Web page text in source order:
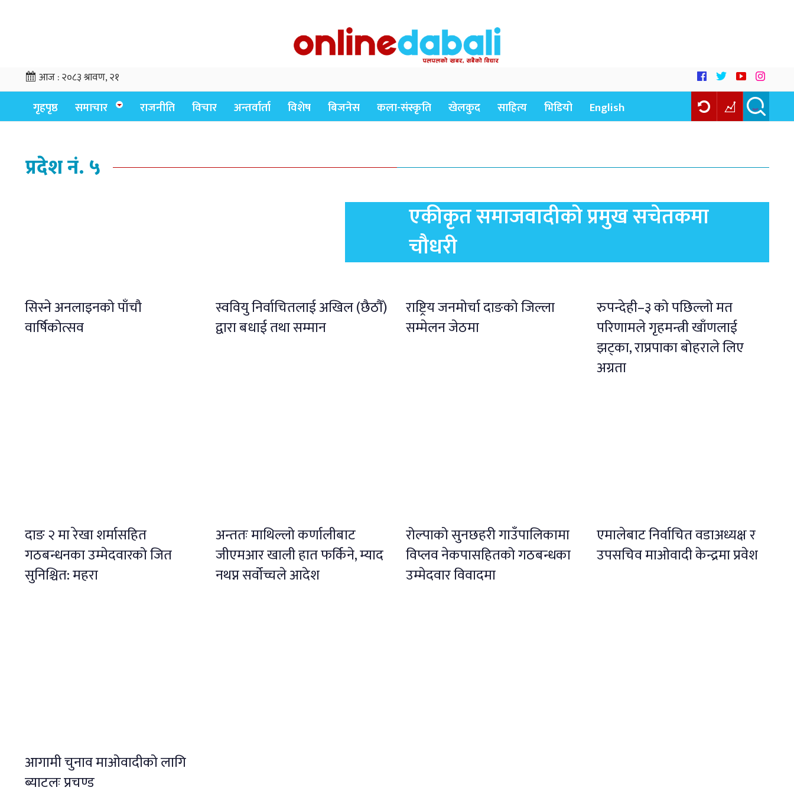
आज :२०८३ श्रावण, २१
गृहपृष्ठ समाचार राजनीति विचार अन्तर्वार्ता विशेष बिजनेस कला-संस्कृति खेलकुद साहित्य भिडियो English
प्रदेश नं. ५
एकीकृत समाजवादीको प्रमुख सचेतकमा
चौधरी
सिस्ने अनलाइनको पाँचौ
वार्षिकोत्सव
स्ववियु निर्वाचितलाई अखिल (छैठौँ)
द्वारा बधाई तथा सम्मान
राष्ट्रिय जनमोर्चा दाङको जिल्ला
सम्मेलन जेठमा
रुपन्देही–३ को पछिल्लो मत
परिणामले गृहमन्त्री खाँणलाई
झट्का, राप्रपाका बोहराले लिए
अग्रता
दाङ २ मा रेखा शर्मासहित
गठबन्धनका उम्मेदवारको जित
सुनिश्चित: महरा
अन्ततः माथिल्लो कर्णालीबाट
जीएमआर खाली हात फर्किने, म्याद
नथप्न सर्वोच्चले आदेश
रोल्पाको सुनछहरी गाउँपालिकामा
विप्लव नेकपासहितको गठबन्धका
उम्मेदवार विवादमा
एमालेबाट निर्वाचित वडाअध्यक्ष र
उपसचिव माओवादी केन्द्रमा प्रवेश
आगामी चुनाव माओवादीको लागि
ब्याटलः प्रचण्ड